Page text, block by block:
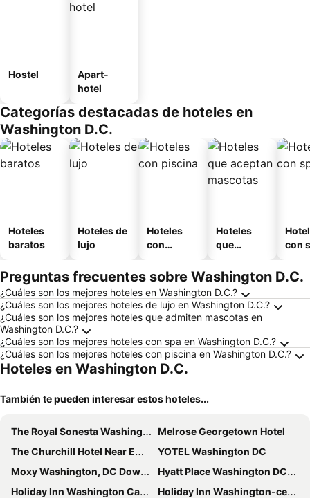
Hostel
Apart-
hotel
Categorías destacadas de hoteles en
Washington D.C.
Hoteles
baratos
Hoteles de
lujo
Hoteles
con
Hoteles
que
mascotas
con
Preguntas frecuentes sobre Washington D.C.
¿Cuáles son los mejores hoteles en Washington D.C.?
¿Cuáles son los mejores hoteles de lujo en Washington D.C.?
¿Cuáles son los mejores hoteles que admiten mascotas en
Washington D.C.?
¿Cuáles son los mejores hoteles con spa en Washington D.C.?
¿Cuáles son los mejores hoteles con piscina en Washington D.C.?
Hoteles en Washington D.C.
También te pueden interesar estos hoteles...
The Royal Sonesta Washington DC Dupont Circle
Melrose Georgetown Hotel
The Churchill Hotel Near Embassy Row
YOTEL Washington DC
Moxy Washington, DC Downtown
Hyatt Place Washington DC/US Capitol
Holiday Inn Washington Capitol - Natl Mall By Ihg
Holiday Inn Washington-central/white House By Ihg